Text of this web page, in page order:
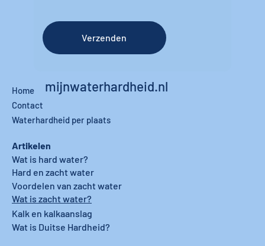
Verzenden
mijnwaterhardheid.nl
Home
Contact
Waterhardheid per plaats
Artikelen
Wat is hard water?
Hard en zacht water
Wat is zacht water?
Voordelen van zacht water
Kalk en kalkaanslag
Wat is Duitse Hardheid?